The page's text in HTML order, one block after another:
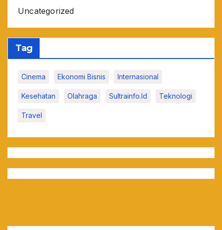
Uncategorized
Tag
Cinema Ekonomi Bisnis Internasional
Kesehatan Olahraga Sultrainfo.id Teknologi
Travel